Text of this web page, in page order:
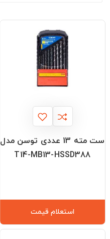
ست مته 13 عددی توسن مدل
T14-MB13-HSSD388
استعلام قیمت